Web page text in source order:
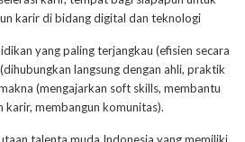
karir di bidang digital dan teknologi
yang paling terjangkau (efisien secara
langsung dengan ahli, praktik
(mengajarkan soft skills, membantu
karir, membangun komunitas).
talenta muda Indonesia yang memiliki